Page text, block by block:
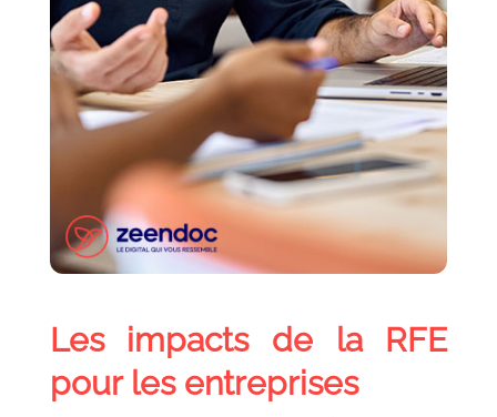
Les impacts de la RFE
pour les entreprises